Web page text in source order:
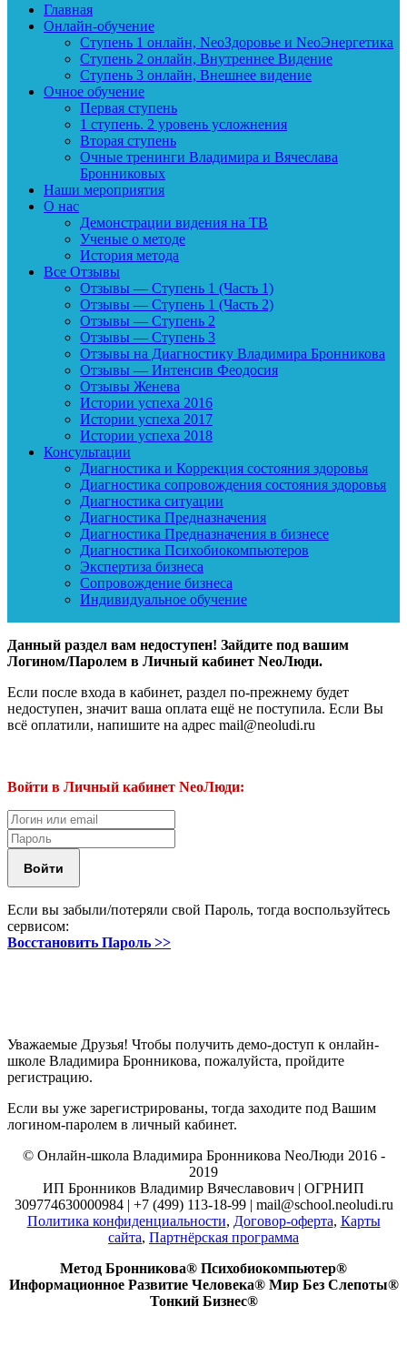
Главная
Онлайн-обучение
Ступень 1 онлайн, NeoЗдоровье и NeoЭнергетика
Ступень 2 онлайн, Внутреннее Видение
Ступень 3 онлайн, Внешнее видение
Очное обучение
Первая ступень
1 ступень. 2 уровень усложнения
Вторая ступень
Очные тренинги Владимира и Вячеслава
Бронниковых
Наши мероприятия
О нас
Демонстрации видения на ТВ
Ученые о методе
История метода
Все Отзывы
Отзывы — Ступень 1 (Часть 1)
Отзывы — Ступень 1 (Часть 2)
Отзывы — Ступень 2
Отзывы — Ступень 3
Отзывы на Диагностику Владимира Бронникова
Отзывы — Интенсив Феодосия
Отзывы Женева
Истории успеха 2016
Истории успеха 2017
Истории успеха 2018
Консультации
Диагностика и Коррекция состояния здоровья
Диагностика сопровождения состояния здоровья
Диагностика ситуации
Диагностика Предназначения
Диагностика Предназначения в бизнесе
Диагностика Психобиокомпьютеров
Экспертиза бизнеса
Сопровождение бизнеса
Индивидуальное обучение
Данный раздел вам недоступен! Зайдите под вашим
Логином/Паролем в Личный кабинет NeoЛюди.
Если после входа в кабинет, раздел по-прежнему будет
недоступен, значит ваша оплата ещё не поступила. Если Вы
всё оплатили, напишите на адрес mail@neoludi.ru
Войти в Личный кабинет NeoЛюди:
Если вы забыли/потеряли свой Пароль, тогда воспользуйтесь
сервисом:
Восстановить Пароль >>
Уважаемые Друзья! Чтобы получить демо-доступ к онлайн-
школе Владимира Бронникова, пожалуйста, пройдите
регистрацию.
Если вы уже зарегистрированы, тогда заходите под Вашим
логином-паролем в личный кабинет.
© Онлайн-школа Владимира Бронникова NeoЛюди 2016 -
2019
ИП Бронников Владимир Вячеславович | ОГРНИП
309774630000984 | +7 (499) 113-18-99 | mail@school.neoludi.ru
Политика конфиденциальности, Договор-оферта, Карты
сайта, Партнёрская программа
Метод Бронникова® Психобиокомпьютер®
Информационное Развитие Человека® Мир Без Слепоты®
Тонкий Бизнес®